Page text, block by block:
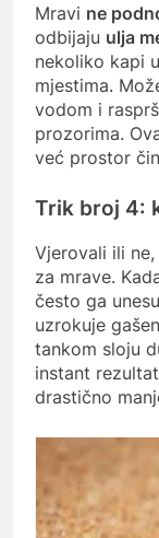
Mravi ne
odbijaju ulja
nekoliko kapi
mjestima.
vodom i
prozorima.
već prostor
Trik broj 4:
Vjerovali ili ne,
za mrave.
često ga
uzrokuje
tankom sloju
instant
drastično